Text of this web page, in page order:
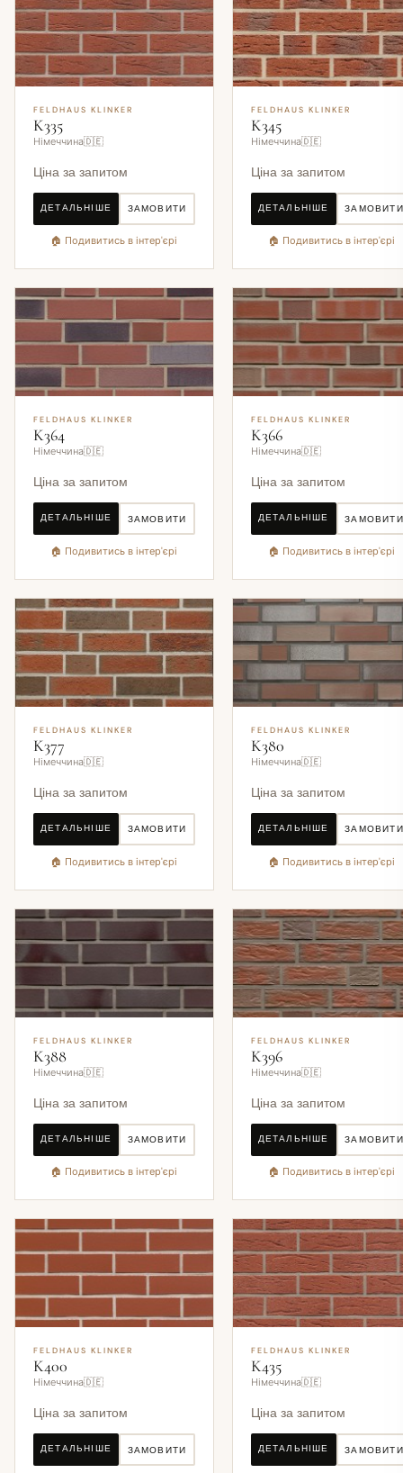
FELDHAUS KLINKER
K335
Німеччина🇩🇪
Ціна за запитом
ДЕТАЛЬНІШЕ ЗАМОВИТИ
🏠 Подивитись в інтер'єрі
FELDHAUS KLINKER
K345
Німеччина🇩🇪
Ціна за запитом
ДЕТАЛЬНІШЕ ЗАМОВИТИ
🏠 Подивитись в інтер'єрі
FELDHAUS KLINKER
K364
Німеччина🇩🇪
Ціна за запитом
ДЕТАЛЬНІШЕ ЗАМОВИТИ
🏠 Подивитись в інтер'єрі
FELDHAUS KLINKER
K366
Німеччина🇩🇪
Ціна за запитом
ДЕТАЛЬНІШЕ ЗАМОВИТИ
🏠 Подивитись в інтер'єрі
FELDHAUS KLINKER
K377
Німеччина🇩🇪
Ціна за запитом
ДЕТАЛЬНІШЕ ЗАМОВИТИ
🏠 Подивитись в інтер'єрі
FELDHAUS KLINKER
K380
Німеччина🇩🇪
Ціна за запитом
ДЕТАЛЬНІШЕ ЗАМОВИТИ
🏠 Подивитись в інтер'єрі
FELDHAUS KLINKER
K388
Німеччина🇩🇪
Ціна за запитом
ДЕТАЛЬНІШЕ ЗАМОВИТИ
🏠 Подивитись в інтер'єрі
FELDHAUS KLINKER
K396
Німеччина🇩🇪
Ціна за запитом
ДЕТАЛЬНІШЕ ЗАМОВИТИ
🏠 Подивитись в інтер'єрі
FELDHAUS KLINKER
K400
Німеччина🇩🇪
Ціна за запитом
ДЕТАЛЬНІШЕ ЗАМОВИТИ
FELDHAUS KLINKER
K435
Німеччина🇩🇪
Ціна за запитом
ДЕТАЛЬНІШЕ ЗАМОВИТИ